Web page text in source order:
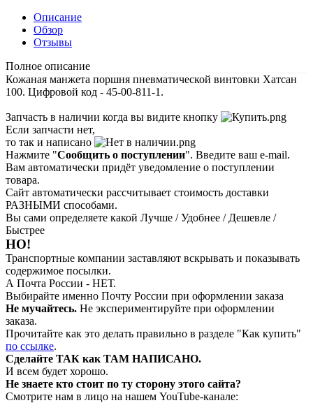
Описание
Обзор
Отзывы
Полное описание
Кожаная манжета поршня пневматической винтовки Хатсан
100. Цифровой код - 45-00-811-1.
Запчасть в наличии когда вы видите кнопку
Если запчасти нет,
то так и написано
Нажмите "Сообщить о поступлении". Введите ваш e-mail.
Вам автоматически придёт уведомление о поступлении
товара.
Сайт автоматически рассчитывает стоимость доставки
РАЗНЫМИ способами.
Вы сами определяете какой Лучше / Удобнее / Дешевле /
Быстрее
НО!
Транспортные компании заставляют вскрывать и показывать
содержимое посылки.
А Почта России - НЕТ.
Выбирайте именно Почту России при оформлении заказа
Не мучайтесь. Не экспериментируйте при оформлении
заказа.
Прочитайте как это делать правильно в разделе "Как купить"
по ссылке.
Сделайте ТАК как ТАМ НАПИСАНО.
И всем будет хорошо.
Не знаете кто стоит по ту сторону этого сайта?
Смотрите нам в лицо на нашем YouTube-канале: